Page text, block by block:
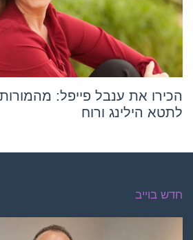
הכירו את ענבל פייפל:
לתטא הילינג ורוח
חדש בוייב